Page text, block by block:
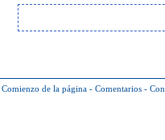
Comienzo de la página - Comentarios -